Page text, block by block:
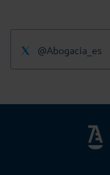
@Abogacia_es